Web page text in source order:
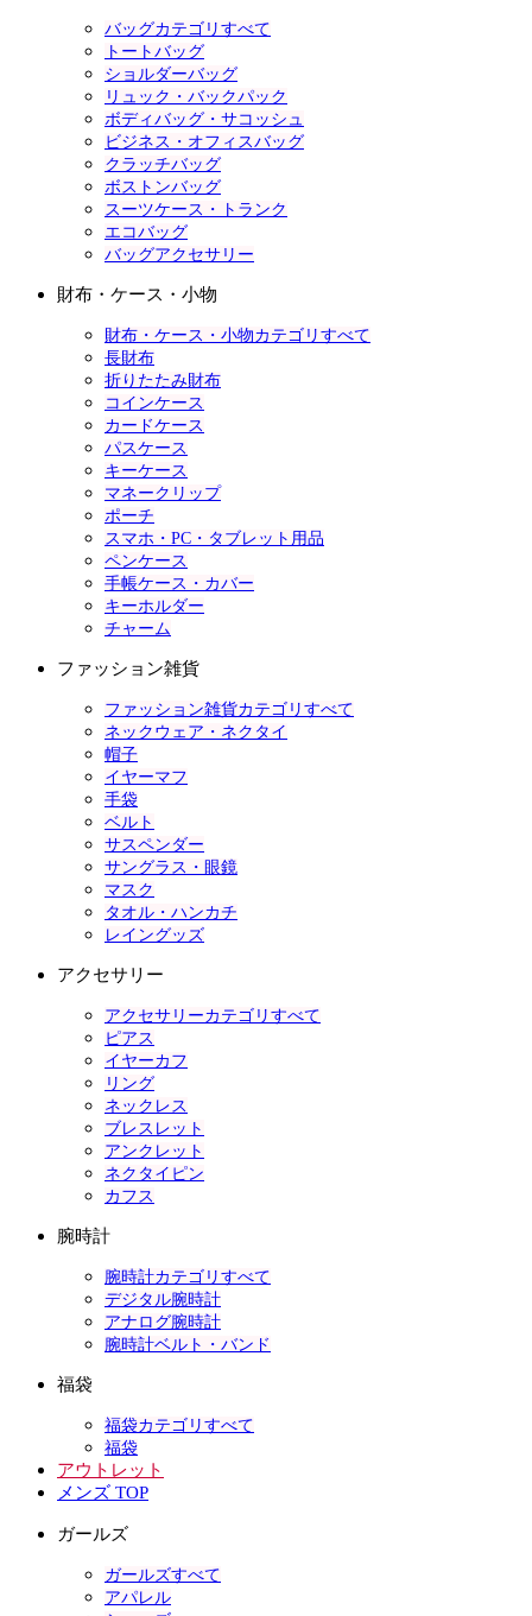
バッグカテゴリすべて
トートバッグ
ショルダーバッグ
リュック・バックパック
ボディバッグ・サコッシュ
ビジネス・オフィスバッグ
クラッチバッグ
ボストンバッグ
スーツケース・トランク
エコバッグ
バッグアクセサリー
財布・ケース・小物
財布・ケース・小物カテゴリすべて
長財布
折りたたみ財布
コインケース
カードケース
パスケース
キーケース
マネークリップ
ポーチ
スマホ・PC・タブレット用品
ペンケース
手帳ケース・カバー
キーホルダー
チャーム
ファッション雑貨
ファッション雑貨カテゴリすべて
ネックウェア・ネクタイ
帽子
イヤーマフ
手袋
ベルト
サスペンダー
サングラス・眼鏡
マスク
タオル・ハンカチ
レイングッズ
アクセサリー
アクセサリーカテゴリすべて
ピアス
イヤーカフ
リング
ネックレス
ブレスレット
アンクレット
ネクタイピン
カフス
腕時計
腕時計カテゴリすべて
デジタル腕時計
アナログ腕時計
腕時計ベルト・バンド
福袋
福袋カテゴリすべて
福袋
アウトレット
メンズ TOP
ガールズ
ガールズすべて
アパレル